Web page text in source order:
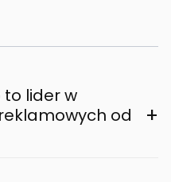
lider w
od
+